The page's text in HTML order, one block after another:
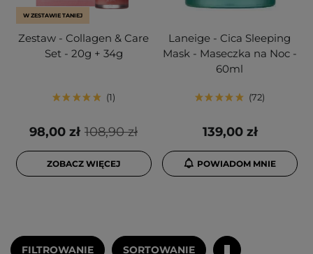
W ZESTAWIE TANIEJ
Zestaw - Collagen & Care
Set - 20g + 34g
1
108,90 zł
98,00 zł
ZOBACZ WIĘCEJ
Laneige - Cica Sleeping
Mask - Maseczka na Noc -
60ml
72
139,00 zł
POWIADOM MNIE
FILTROWANIE SORTOWANIE